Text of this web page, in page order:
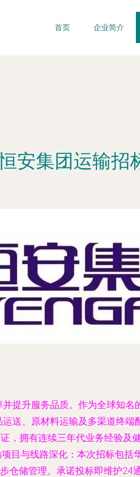
首页 企业简介
安集团运输招
提升服务品质。作为全球知
送、原材料运输及多渠道终
拥有连续三年代业务经验及
与线路深化：本次招标包括
储管理。承诺投标即维护24